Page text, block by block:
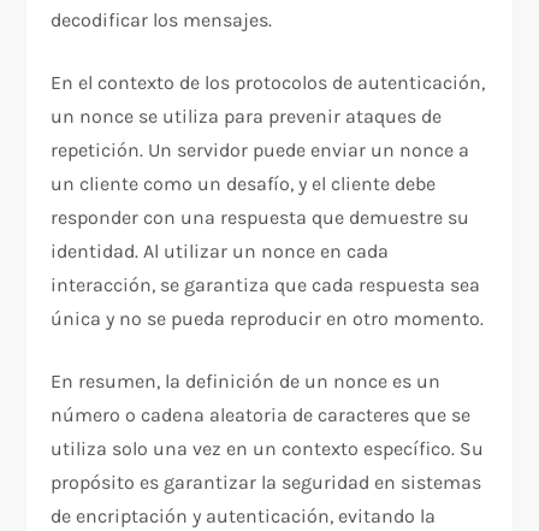
decodificar los mensajes.
En el contexto de los protocolos de autenticación,
un nonce se utiliza para prevenir ataques de
repetición. Un servidor puede enviar un nonce a
un cliente como un desafío, y el cliente debe
responder con una respuesta que demuestre su
identidad. Al utilizar un nonce en cada
interacción, se garantiza que cada respuesta sea
única y no se pueda reproducir en otro momento.
En resumen, la definición de un nonce es un
número o cadena aleatoria de caracteres que se
utiliza solo una vez en un contexto específico. Su
propósito es garantizar la seguridad en sistemas
de encriptación y autenticación, evitando la